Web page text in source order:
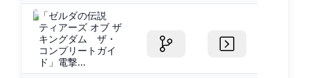
「ゼルダの伝説
ティアーズ オブ ザ
キングダム ザ・
コンプリートガイ
ド」電撃...